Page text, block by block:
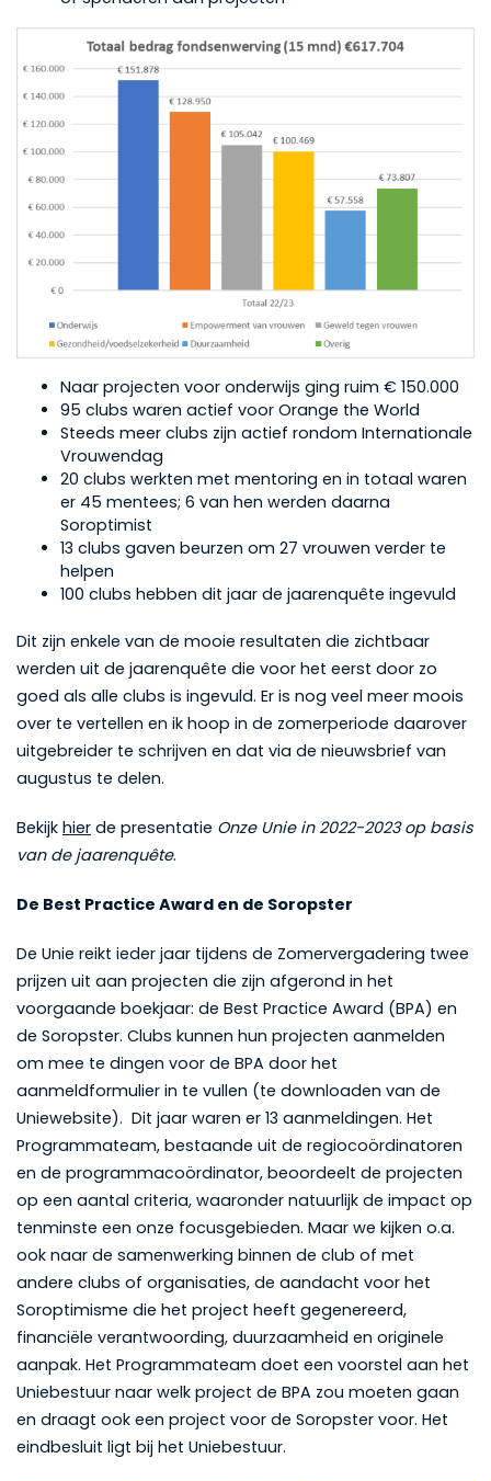
Naar projecten voor onderwijs ging ruim € 150.000
95 clubs waren actief voor Orange the World
Steeds meer clubs zijn actief rondom Internationale
Vrouwendag
20 clubs werkten met mentoring en in totaal waren
er 45 mentees; 6 van hen werden daarna
Soroptimist
13 clubs gaven beurzen om 27 vrouwen verder te
helpen
100 clubs hebben dit jaar de jaarenquête ingevuld
Dit zijn enkele van de mooie resultaten die zichtbaar
werden uit de jaarenquête die voor het eerst door zo
goed als alle clubs is ingevuld. Er is nog veel meer moois
over te vertellen en ik hoop in de zomerperiode daarover
uitgebreider te schrijven en dat via de nieuwsbrief van
augustus te delen.
Bekijk hier de presentatie Onze Unie in 2022-2023 op basis
van de jaarenquête.
De Best Practice Award en de Soropster
De Unie reikt ieder jaar tijdens de Zomervergadering twee
prijzen uit aan projecten die zijn afgerond in het
voorgaande boekjaar: de Best Practice Award (BPA) en
de Soropster. Clubs kunnen hun projecten aanmelden
om mee te dingen voor de BPA door het
aanmeldformulier in te vullen (te downloaden van de
Uniewebsite). Dit jaar waren er 13 aanmeldingen. Het
Programmateam, bestaande uit de regiocoördinatoren
en de programmacoördinator, beoordeelt de projecten
op een aantal criteria, waaronder natuurlijk de impact op
tenminste een onze focusgebieden. Maar we kijken o.a.
ook naar de samenwerking binnen de club of met
andere clubs of organisaties, de aandacht voor het
Soroptimisme die het project heeft gegenereerd,
financiële verantwoording, duurzaamheid en originele
aanpak. Het Programmateam doet een voorstel aan het
Uniebestuur naar welk project de BPA zou moeten gaan
en draagt ook een project voor de Soropster voor. Het
eindbesluit ligt bij het Uniebestuur.